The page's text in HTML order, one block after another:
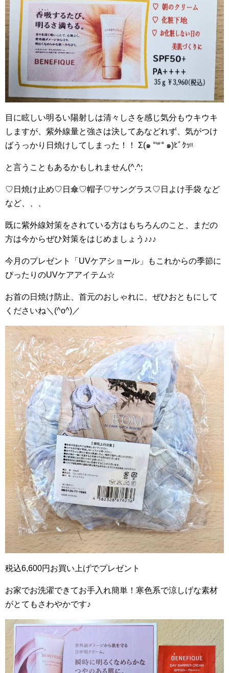
目に眩しい明るい陽射しは清々しさを感じ気分もウキウキ
しますが、紫外線量と強さは決してあなどれず、気がつけ
ばうっかり日焼けしてしまった！！ Σ(๑ °꒳° ๑)ﾋﾞｸｯᵎᵎ
と言うこともあるかもしれません(^.^;
♡日焼け止め♡日傘♡帽子♡サングラス♡日よけ手袋 など
など、、、
既に紫外線対策をされている方はもちろんのこと、まだの
方は今からぜひ対策をはじめましょう♪♪♪
今月のプレゼント「UVケアショール」もこれからの季節に
ぴったりのUVケアアイテム☆
お首の日焼け防止、首元のおしゃれに、ぜひおともにして
くださいね＼(^o^)／
税込6,600円お買い上げでプレゼント
お家でお洗濯できてお手入れ簡単！寒色系で涼しげな素材
がとてもさわやかです♪